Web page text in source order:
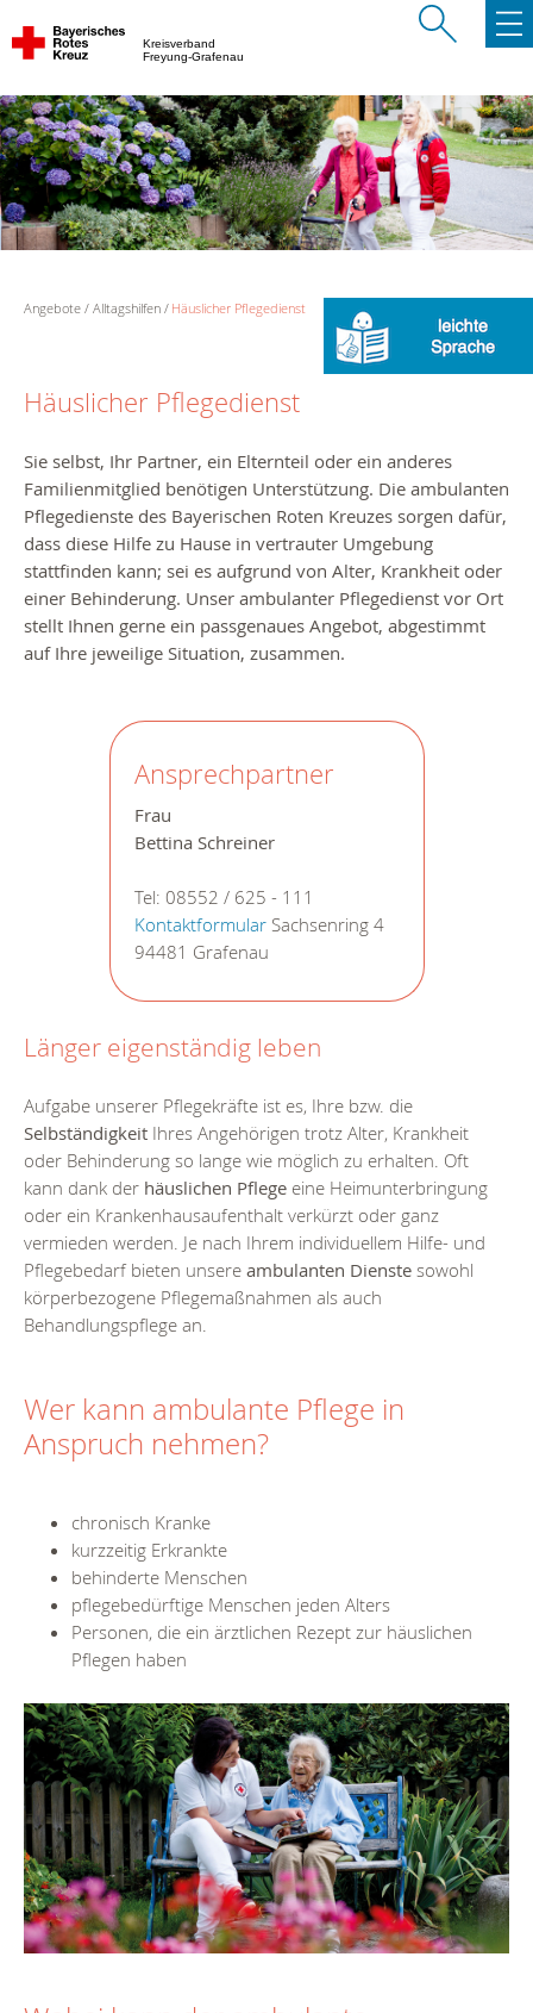
Kreisverband
Freyung-Grafenau
Angebote Alltagshilfen Häuslicher Pflegedienst
Häuslicher Pflegedienst
Sie selbst, Ihr Partner, ein Elternteil oder ein anderes
Familienmitglied benötigen Unterstützung. Die ambulanten
Pflegedienste des Bayerischen Roten Kreuzes sorgen dafür,
dass diese Hilfe zu Hause in vertrauter Umgebung
stattfinden kann; sei es aufgrund von Alter, Krankheit oder
einer Behinderung. Unser ambulanter Pflegedienst vor Ort
stellt Ihnen gerne ein passgenaues Angebot, abgestimmt
auf Ihre jeweilige Situation, zusammen.
Ansprechpartner
Frau
Bettina Schreiner
Tel: 08552 / 625 - 111
KontaktformularSachsenring 4
94481 Grafenau
Länger eigenständig leben
Aufgabe unserer Pflegekräfte ist es, Ihre bzw. die
Selbständigkeit Ihres Angehörigen trotz Alter, Krankheit
oder Behinderung so lange wie möglich zu erhalten. Oft
kann dank der häuslichen Pflege eine Heimunterbringung
oder ein Krankenhausaufenthalt verkürzt oder ganz
vermieden werden. Je nach Ihrem individuellem Hilfe- und
Pflegebedarf bieten unsere ambulanten Dienste sowohl
körperbezogene Pflegemaßnahmen als auch
Behandlungspflege an.
Wer kann ambulante Pflege in
Anspruch nehmen?
chronisch Kranke
kurzzeitig Erkrankte
behinderte Menschen
pflegebedürftige Menschen jeden Alters
Personen, die ein ärztlichen Rezept zur häuslichen
Pflegen haben